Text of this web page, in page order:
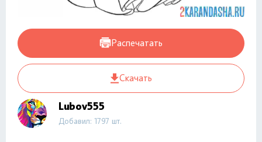
Распечатать
Скачать
Lubov555
Добавил: 1797 шт.